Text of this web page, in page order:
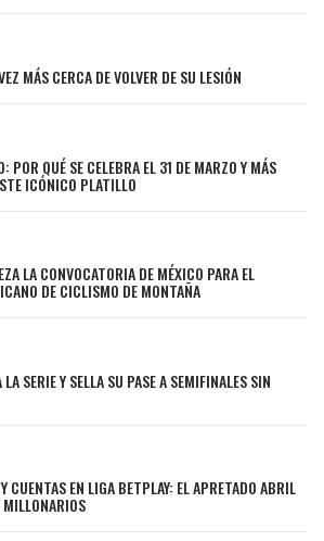
MÁS CERCA DE VOLVER DE SU LESIÓN
POR QUÉ SE CELEBRA EL 31 DE MARZO Y MÁS
ICÓNICO PLATILLO
LA CONVOCATORIA DE MÉXICO PARA EL
DE CICLISMO DE MONTAÑA
SERIE Y SELLA SU PASE A SEMIFINALES SIN
CUENTAS EN LIGA BETPLAY: EL APRETADO ABRIL
MILLONARIOS